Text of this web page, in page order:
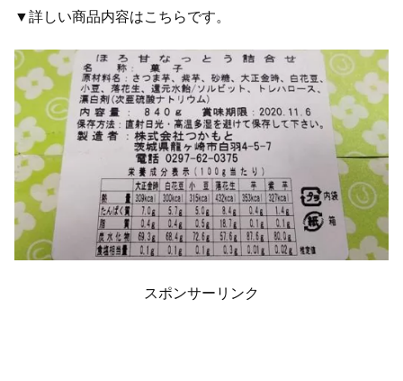
▼詳しい商品内容はこちらです。
スポンサーリンク